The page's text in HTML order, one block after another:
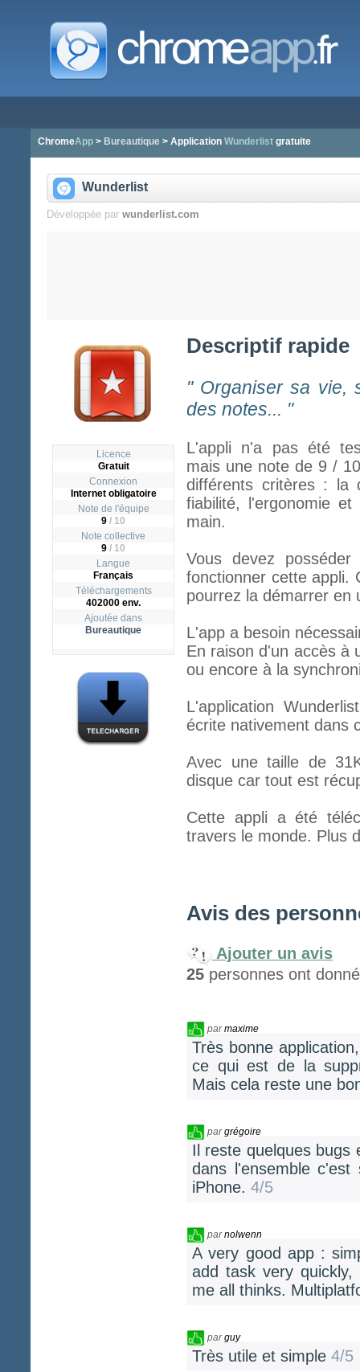
ChromeApp> Bureautique> Application Wunderlistgratuite
Wunderlist
Développée par wunderlist.com
Licence
Gratuit
Connexion
Internet obligatoire
Note de l'équipe
9 / 10
Note collective
9 / 10
Langue
Français
Téléchargements
402000 env.
Ajoutée dans
Bureautique
Descriptif rapide
" Organiser sa vie,
des notes... "
L'appli n'a pas été
mais une note de 9 /
différents critères : la
fiabilité, l'ergonomie
main.
Vous devez
fonctionner cette appli.
pourrez la démarrer en
L'app a besoin
En raison d'un accès à
ou encore à la
L'application
écrite nativement dans
Avec une taille de
disque car tout est
Cette appli a été
travers le monde. Plus
Avis des
Ajouter un avis
25 personnes ont
parmaxime
Très bonne
ce qui est de la
Mais cela reste une
pargrégoire
Il reste quelques bugs
dans l'ensemble
iPhone. 4/5
parnolwenn
A very good app :
add task very
me all thinks.
parguy
Très utile et simple 4/5